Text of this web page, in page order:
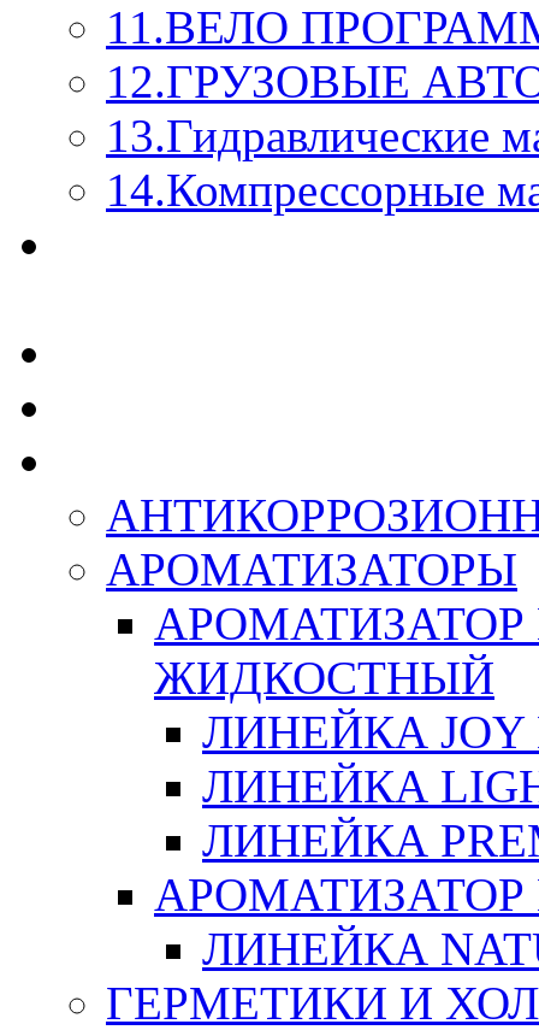
11.ВЕЛО
12.ГРУЗОВЫЕ
13.Гидравлические
14.Компрессорные
АРОМАТИЗАТОРЫ
ЖИДКОСТНЫЙ
ЛИНЕЙКА JOY
ЛИНЕЙКА
ЛИНЕЙКА
ЛИНЕЙКА
ГЕРМЕТИКИ И